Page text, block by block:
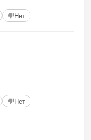
Нет
Нет